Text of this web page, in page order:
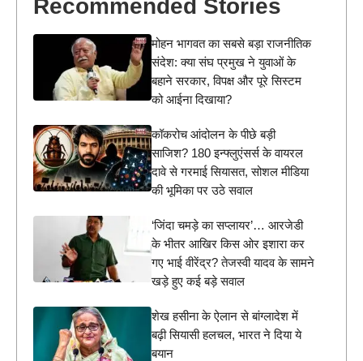
Recommended Stories
मोहन भागवत का सबसे बड़ा राजनीतिक
संदेश: क्या संघ प्रमुख ने युवाओं के
बहाने सरकार, विपक्ष और पूरे सिस्टम
को आईना दिखाया?
कॉकरोच आंदोलन के पीछे बड़ी
साजिश? 180 इन्फ्लुएंसर्स के वायरल
दावे से गरमाई सियासत, सोशल मीडिया
की भूमिका पर उठे सवाल
‘जिंदा चमड़े का सप्लायर’… आरजेडी
के भीतर आखिर किस ओर इशारा कर
गए भाई वीरेंद्र? तेजस्वी यादव के सामने
खड़े हुए कई बड़े सवाल
शेख हसीना के ऐलान से बांग्लादेश में
बढ़ी सियासी हलचल, भारत ने दिया ये
बयान